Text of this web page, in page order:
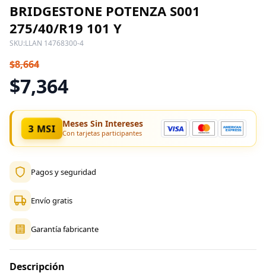
BRIDGESTONE POTENZA S001
275/40/R19 101 Y
SKU:LLAN 14768300-4
$8,664
$7,364
3 MSI Meses Sin Intereses
Con tarjetas participantes
Pagos y seguridad
Envío gratis
Garantía fabricante
Descripción